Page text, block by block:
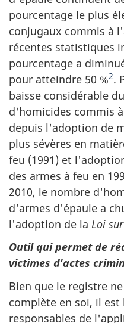
pourcentage le plus
conjugaux commis à
récentes statistiques
pourcentage a
pour atteindre 50 %2.
baisse considérable
d'homicides commis
depuis l'adoption de
plus sévères en
feu (1991) et
des armes à feu en
2010, le nombre
d'armes d'épaule a
l'adoption de la Loi
Outil qui permet de
victimes d'actes
Bien que le registre
complète en soi, il
responsables de